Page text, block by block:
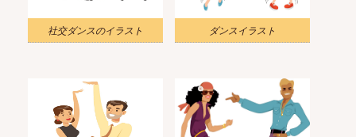
社交ダンスのイラスト ダンスイラスト